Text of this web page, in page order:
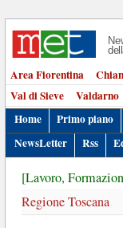
Area Fiorentina
Val di Sieve
Valdarno
Home
Primo piano
NewsLetter
Rss
[Lavoro,
Regione Toscana